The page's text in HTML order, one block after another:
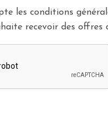
les conditions
recevoir des